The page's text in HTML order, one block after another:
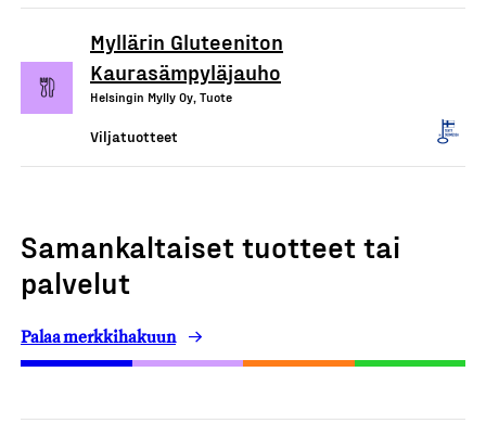
Myllärin Gluteeniton
Kaurasämpyläjauho
Helsingin Mylly Oy, Tuote
Viljatuotteet
Samankaltaiset tuotteet tai
palvelut
Palaa merkkihakuun